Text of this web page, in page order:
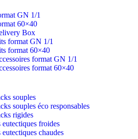
GN 1/1
60×40
Box
format GN 1/1
format 60×40
format GN 1/1
format 60×40
souples
souples éco responsables
rigides
eutectiques froides
eutectiques chaudes